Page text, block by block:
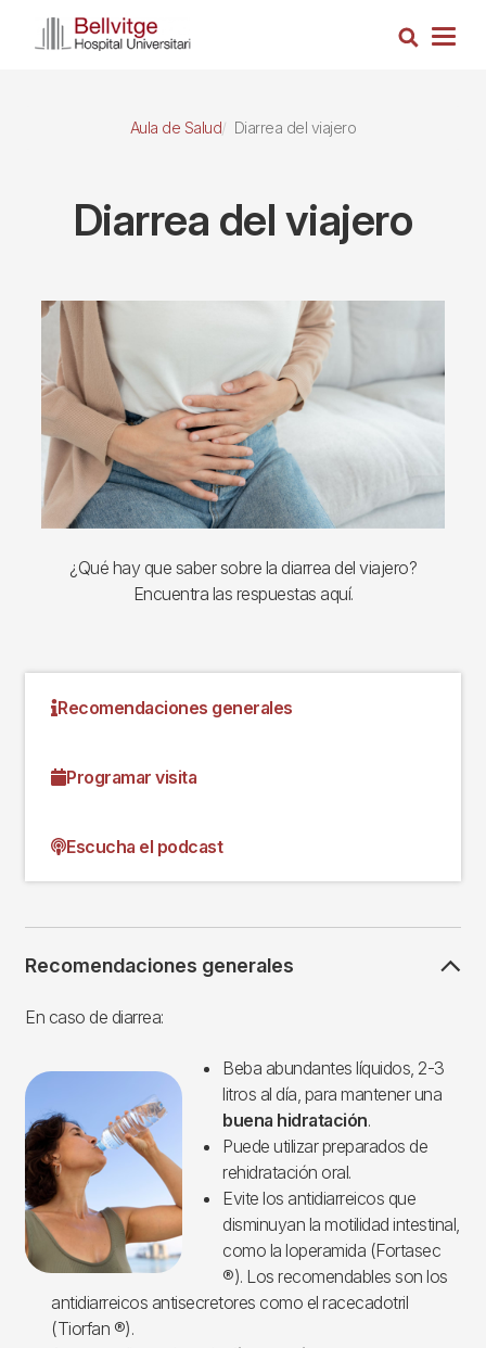
Busca
Aula de Salud Diarrea del viajero
Diarrea del viajero
Imagen
¿Qué hay que saber sobre la diarrea del viajero?
Encuentra las respuestas aquí.
Recomendaciones generales
Programar visita
Escucha el podcast
Recomendaciones generales
En caso de diarrea:
Imagen
Beba abundantes líquidos, 2-3
litros al día, para mantener una
buena hidratación.
Puede utilizar preparados de
rehidratación oral.
Evite los antidiarreicos que
disminuyan la motilidad intestinal,
como la loperamida (Fortasec
®). Los recomendables son los
antidiarreicos antisecretores como el racecadotril
(Tiorfan ®).